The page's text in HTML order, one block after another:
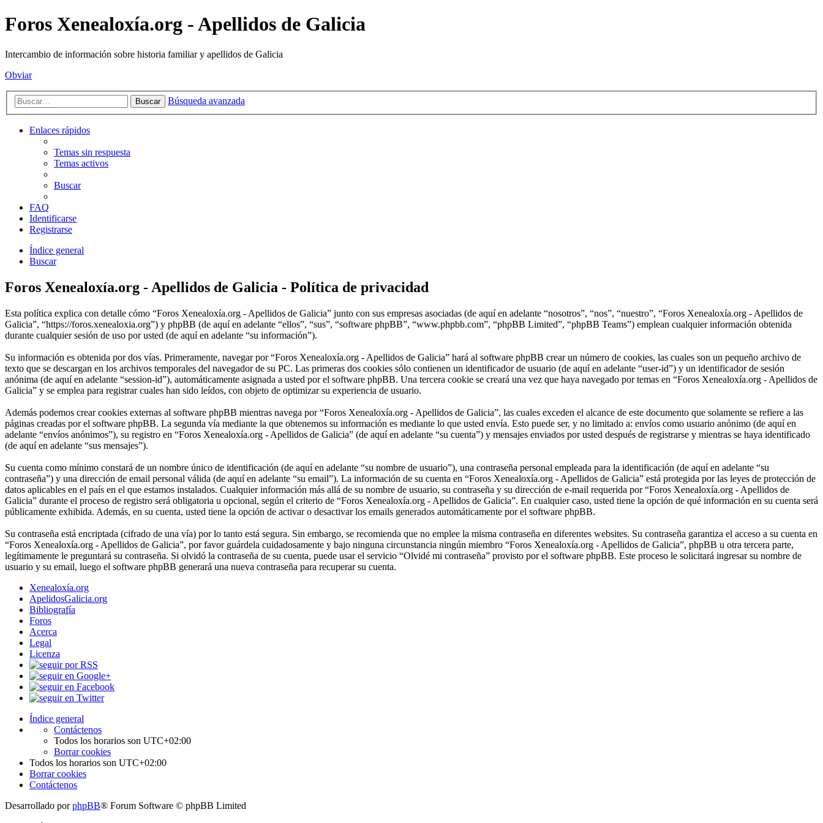
Foros Xenealoxía.org - Apellidos de Galicia
Intercambio de información sobre historia familiar y apellidos de Galicia
Obviar
Buscar Búsqueda avanzada
Enlaces rápidos
Temas sin respuesta
Temas activos
Buscar
FAQ
Identificarse
Registrarse
Índice general
Buscar
Foros Xenealoxía.org - Apellidos de Galicia - Política de privacidad
Esta política explica con detalle cómo “Foros Xenealoxía.org - Apellidos de Galicia” junto con sus empresas asociadas (de aquí en adelante “nosotros”, “nos”, “nuestro”, “Foros Xenealoxía.org - Apellidos de
Galicia”, “https://foros.xenealoxia.org”) y phpBB (de aquí en adelante “ellos”, “sus”, “software phpBB”, “www.phpbb.com”, “phpBB Limited”, “phpBB Teams”) emplean cualquier información obtenida
durante cualquier sesión de uso por usted (de aquí en adelante “su información”).
Su información es obtenida por dos vías. Primeramente, navegar por “Foros Xenealoxía.org - Apellidos de Galicia” hará al software phpBB crear un número de cookies, las cuales son un pequeño archivo de
texto que se descargan en los archivos temporales del navegador de su PC. Las primeras dos cookies sólo contienen un identificador de usuario (de aquí en adelante “user-id”) y un identificador de sesión
anónima (de aquí en adelante “session-id”), automáticamente asignada a usted por el software phpBB. Una tercera cookie se creará una vez que haya navegado por temas en “Foros Xenealoxía.org - Apellidos de
Galicia” y se emplea para registrar cuales han sido leídos, con objeto de optimizar su experiencia de usuario.
Además podemos crear cookies externas al software phpBB mientras navega por “Foros Xenealoxía.org - Apellidos de Galicia”, las cuales exceden el alcance de este documento que solamente se refiere a las
páginas creadas por el software phpBB. La segunda vía mediante la que obtenemos su información es mediante lo que usted envía. Esto puede ser, y no limitado a: envíos como usuario anónimo (de aquí en
adelante “envíos anónimos”), su registro en “Foros Xenealoxía.org - Apellidos de Galicia” (de aquí en adelante “su cuenta”) y mensajes enviados por usted después de registrarse y mientras se haya identificado
(de aquí en adelante “sus mensajes”).
Su cuenta como mínimo constará de un nombre único de identificación (de aquí en adelante “su nombre de usuario”), una contraseña personal empleada para la identificación (de aquí en adelante “su
contraseña”) y una dirección de email personal válida (de aquí en adelante “su email”). La información de su cuenta en “Foros Xenealoxía.org - Apellidos de Galicia” está protegida por las leyes de protección de
datos aplicables en el país en el que estamos instalados. Cualquier información más allá de su nombre de usuario, su contraseña y su dirección de e-mail requerida por “Foros Xenealoxía.org - Apellidos de
Galicia” durante el proceso de registro será obligatoria u opcional, según el criterio de “Foros Xenealoxía.org - Apellidos de Galicia”. En cualquier caso, usted tiene la opción de qué información en su cuenta será
públicamente exhibida. Además, en su cuenta, usted tiene la opción de activar o desactivar los emails generados automáticamente por el software phpBB.
Su contraseña está encriptada (cifrado de una vía) por lo tanto está segura. Sin embargo, se recomienda que no emplee la misma contraseña en diferentes websites. Su contraseña garantiza el acceso a su cuenta en
“Foros Xenealoxía.org - Apellidos de Galicia”, por favor guárdela cuidadosamente y bajo ninguna circunstancia ningún miembro “Foros Xenealoxía.org - Apellidos de Galicia”, phpBB u otra tercera parte,
legítimamente le preguntará su contraseña. Si olvidó la contraseña de su cuenta, puede usar el servicio “Olvidé mi contraseña” provisto por el software phpBB. Este proceso le solicitará ingresar su nombre de
usuario y su email, luego el software phpBB generará una nueva contraseña para recuperar su cuenta.
Xenealoxía.org
ApelidosGalicia.org
Bibliografía
Foros
Acerca
Legal
Licenza
Índice general
Contáctenos
Todos los horarios son UTC+02:00
Borrar cookies
Todos los horarios son UTC+02:00
Borrar cookies
Contáctenos
Desarrollado porphpBB® Forum Software © phpBB Limited